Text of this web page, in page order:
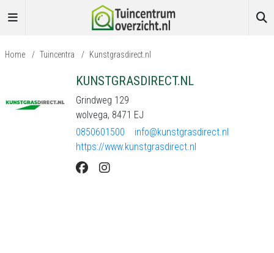
Home / Tuincentra / Kunstgrasdirect.nl
KUNSTGRASDIRECT.NL
Grindweg 129
wolvega, 8471 EJ
0850601500
info@kunstgrasdirect.nl
https://www.kunstgrasdirect.nl